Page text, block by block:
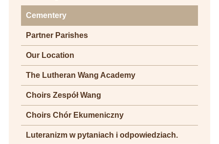
Cementery
Partner Parishes
Our Location
The Lutheran Wang Academy
Choirs Zespół Wang
Choirs Chór Ekumeniczny
Luteranizm w pytaniach i odpowiedziach.